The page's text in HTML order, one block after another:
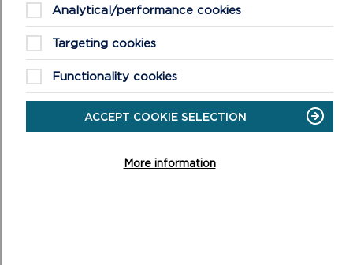
DARGANFYDDWCH MWY AM
GERDDED YN Y PARC
Analytical/performance cookies
Targeting cookies
Functionality cookies
ACCEPT COOKIE SELECTION
More information